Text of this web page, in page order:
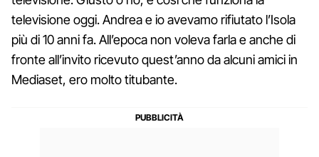
televisione oggi. Andrea e io avevamo rifiutato l’Isola
più di 10 anni fa. All’epoca non voleva farla e anche di
fronte all’invito ricevuto quest’anno da alcuni amici in
Mediaset, ero molto titubante.